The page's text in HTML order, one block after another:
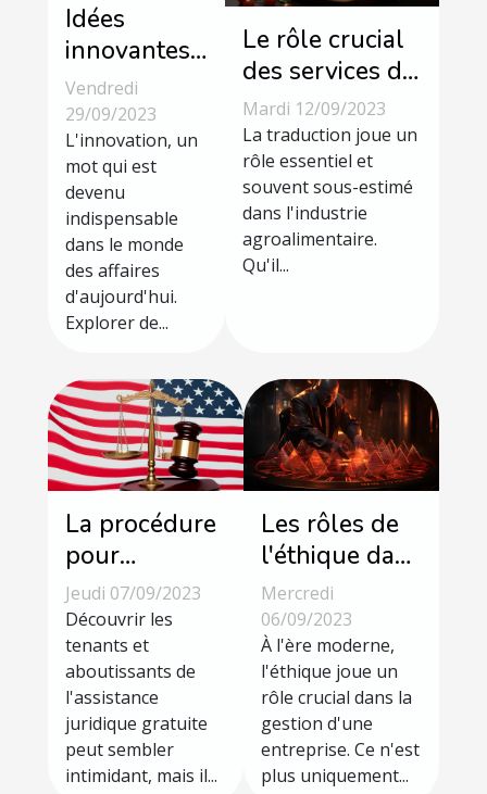
Idées
innovantes
pour
l'expansion
de
l'entreprise
Vendredi
29/09/2023
L'innovation, un
mot qui est
devenu
indispensable
dans le monde
des affaires
d'aujourd'hui.
Explorer de...
Le rôle crucial
des services de
traduction dans
l'industrie
agroalimentaire
Mardi 12/09/2023
La traduction joue un
rôle essentiel et
souvent sous-estimé
dans l'industrie
agroalimentaire.
Qu'il...
La procédure
pour
bénéficier de
l'assistance
juridique
gratuite
Jeudi 07/09/2023
Découvrir les
tenants et
aboutissants de
l'assistance
juridique gratuite
peut sembler
intimidant, mais il...
Les rôles de
l'éthique dans
les
entreprises
modernes
Mercredi
06/09/2023
À l'ère moderne,
l'éthique joue un
rôle crucial dans la
gestion d'une
entreprise. Ce n'est
plus uniquement...